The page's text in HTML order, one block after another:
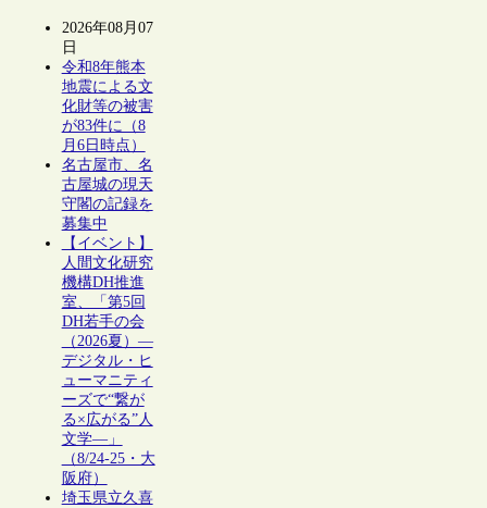
2026年08月07
日
令和8年熊本
地震による文
化財等の被害
が83件に（8
月6日時点）
名古屋市、名
古屋城の現天
守閣の記録を
募集中
【イベント】
人間文化研究
機構DH推進
室、「第5回
DH若手の会
（2026夏）―
デジタル・ヒ
ューマニティ
ーズで“繋が
る×広がる”人
文学―」
（8/24-25・大
阪府）
埼玉県立久喜